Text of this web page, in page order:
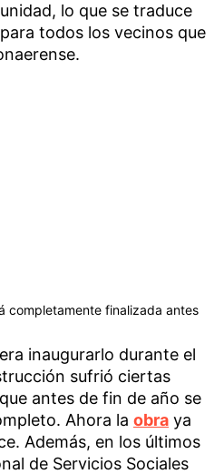
lo que se traduce
todos los vecinos que
completamente finalizada antes
inaugurarlo durante el
sufrió ciertas
antes de fin de año se
Ahora la obra ya
Además, en los últimos
de Servicios Sociales